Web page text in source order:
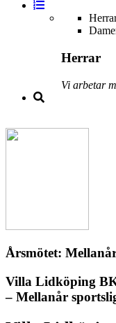
Herrar
Vi arbetar
Årsmötet:
Villa Lidköping
– Mellanår